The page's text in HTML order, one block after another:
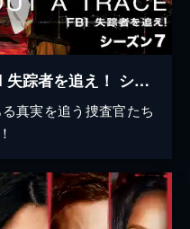
WITHOUT A TRACE／FBI 失踪者を追え！ シーズン7
真実を追う捜査官たち